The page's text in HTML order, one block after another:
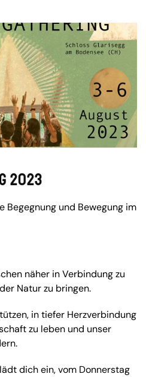
2023
Begegnung und Bewegung im
näher in Verbindung zu
Natur zu bringen.
in tiefer Herzverbindung
zu leben und unser
lädt dich ein, vom Donnerstag